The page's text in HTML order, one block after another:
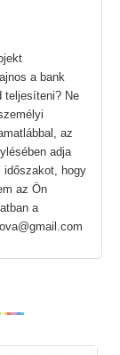
a bank
teljesíteni? Ne
az
adja
hogy
az Ön
a